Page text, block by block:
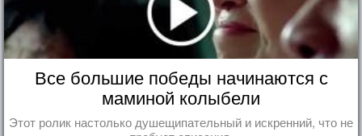
Все большие победы начинаются с
маминой колыбели
Этот ролик настолько душещипательный и искренний, что не